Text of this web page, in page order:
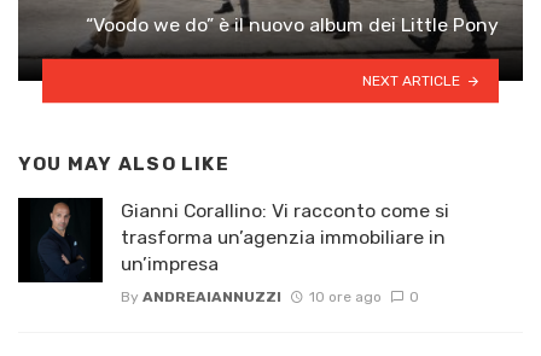
“Voodo we do” è il nuovo album dei Little Pony
NEXT ARTICLE
YOU MAY ALSO LIKE
Gianni Corallino: Vi racconto come si
trasforma un’agenzia immobiliare in
un’impresa
By ANDREAIANNUZZI 10 ore ago 0